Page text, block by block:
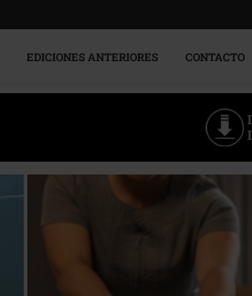
EDICIONES ANTERIORES CONTACTO